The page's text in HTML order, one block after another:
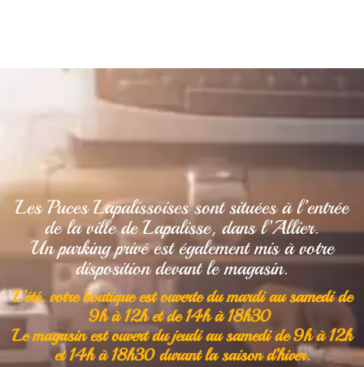
Les Puces Lapalissoises sont situées à l’entrée
de la ville de Lapalisse, dans l’Allier.
Un parking privé est également mis à votre
disposition devant le magasin.
L’été, votre boutique est ouverte du mardi au samedi de
9h à 12h et de 14h à 18h30
Le magasin est ouvert du jeudi au samedi de 9h à 12h
et 14h à 18h30 durant la saison d’hiver.